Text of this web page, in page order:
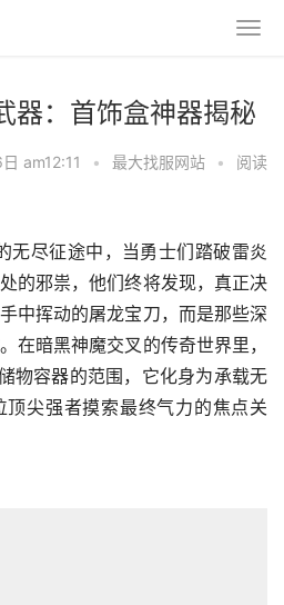
器：首饰盒神器揭秘
am12:11 • 最大找服网站 •
阅读
的邪祟，他们终将发现，真正决
中挥动的屠龙宝刀，而是那些深
在暗黑神魔交叉的传奇世界里，
物容器的范围，它化身为承载无
尖强者摸索最终气力的焦点关